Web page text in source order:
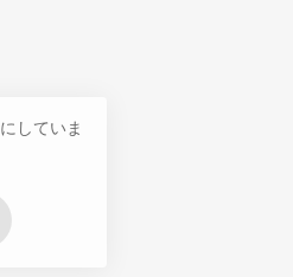
していま